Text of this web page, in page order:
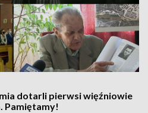
dotarli pierwsi więźniowie
Pamiętamy!